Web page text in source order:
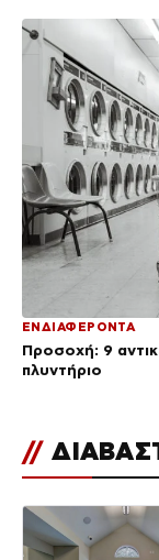
ΕΝΔΙΑΦΕΡΟΝΤΑ
Προσοχή: 9
πλυντήριο
//